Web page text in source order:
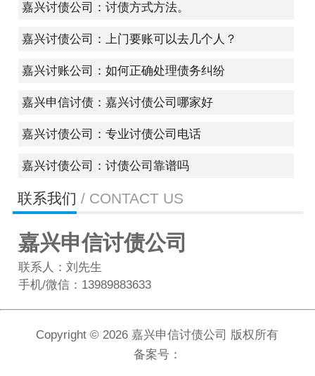
嘉兴讨债公司：讨债方式方法。
嘉兴讨债公司：上门要账可以去几个人？
嘉兴讨账公司：如何正确处理债务纠纷
嘉兴申信讨债：嘉兴讨债公司哪家好
嘉兴讨债公司：专业讨债公司电话
嘉兴讨债公司：讨债公司靠谱吗
联系我们 / CONTACT US
嘉兴申信讨债公司
联系人：刘先生
手机/微信：13989883633
Copyright © 2026 嘉兴申信讨债公司 版权所有
备案号：